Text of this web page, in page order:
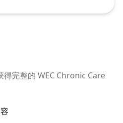
完整的 WEC Chronic Care